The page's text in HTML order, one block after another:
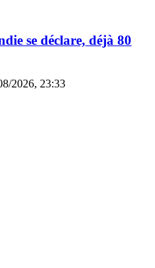
se déclare, déjà 80
2026, 23:33